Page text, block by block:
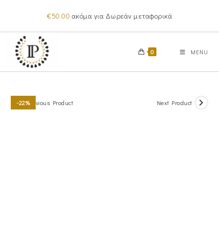
content
€50.00 ακόμα για Δωρεάν μεταφορικά
0 MENU
-22%Previous Product Next Product